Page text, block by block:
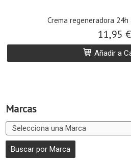
Marcas
Crema regeneradora
11,95 €
Añadir a